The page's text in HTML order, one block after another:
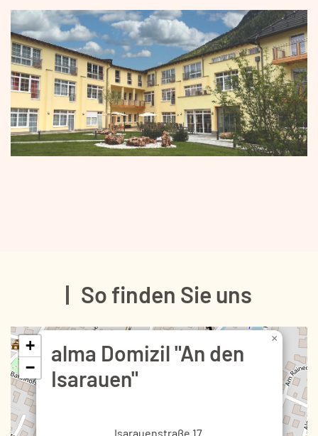
So finden Sie uns
alma Domizil "An den
Isarauen"
Isarauenstraße 17
×
+
−